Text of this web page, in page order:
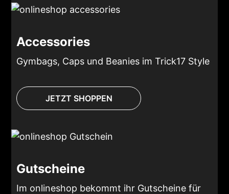
Accessories
Gymbags, Caps und Beanies im Trick17 Style
JETZT SHOPPEN
Gutscheine
Im onlineshop bekommt ihr Gutscheine für